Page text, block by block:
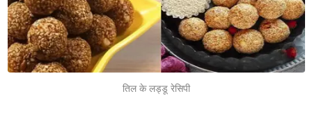
तिल के लड्डू रेसिपी